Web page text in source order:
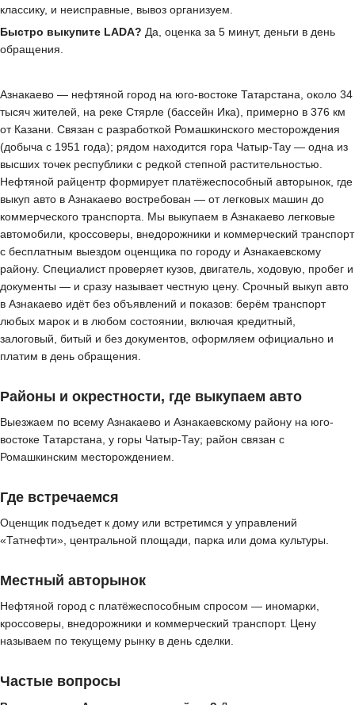
классику, и неисправные, вывоз организуем.
Быстро выкупите LADA? Да, оценка за 5 минут, деньги в день
обращения.
Азнакаево — нефтяной город на юго-востоке Татарстана, около 34
тысяч жителей, на реке Стярле (бассейн Ика), примерно в 376 км
от Казани. Связан с разработкой Ромашкинского месторождения
(добыча с 1951 года); рядом находится гора Чатыр-Тау — одна из
высших точек республики с редкой степной растительностью.
Нефтяной райцентр формирует платёжеспособный авторынок, где
выкуп авто в Азнакаево востребован — от легковых машин до
коммерческого транспорта. Мы выкупаем в Азнакаево легковые
автомобили, кроссоверы, внедорожники и коммерческий транспорт
с бесплатным выездом оценщика по городу и Азнакаевскому
району. Специалист проверяет кузов, двигатель, ходовую, пробег и
документы — и сразу называет честную цену. Срочный выкуп авто
в Азнакаево идёт без объявлений и показов: берём транспорт
любых марок и в любом состоянии, включая кредитный,
залоговый, битый и без документов, оформляем официально и
платим в день обращения.
Районы и окрестности, где выкупаем авто
Выезжаем по всему Азнакаево и Азнакаевскому району на юго-
востоке Татарстана, у горы Чатыр-Тау; район связан с
Ромашкинским месторождением.
Где встречаемся
Оценщик подъедет к дому или встретимся у управлений
«Татнефти», центральной площади, парка или дома культуры.
Местный авторынок
Нефтяной город с платёжеспособным спросом — иномарки,
кроссоверы, внедорожники и коммерческий транспорт. Цену
называем по текущему рынку в день сделки.
Частые вопросы